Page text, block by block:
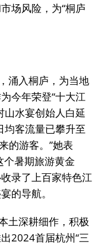
场风险，为“桐庐
涌入桐庐，为当地
今年荣登“十大江
山水宴创始人白延
均客流量已攀升至
的游客。”她表
个暑期旅游黄金
录了上百家特色江
的导航。
土深耕细作，积极
2024首届杭州“三